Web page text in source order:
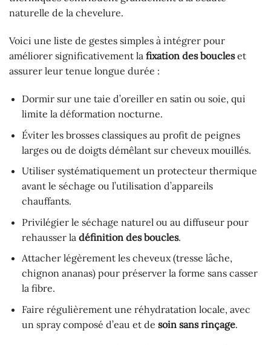
naturelle de la chevelure.
Voici une liste de gestes simples à intégrer pour
améliorer significativement la fixation des boucleset
assurer leur tenue longue durée :
Dormir sur une taie d’oreiller en satin ou soie, qui
limite la déformation nocturne.
Éviter les brosses classiques au profit de peignes
larges ou de doigts démêlant sur cheveux mouillés.
Utiliser systématiquement un protecteur thermique
avant le séchage ou l’utilisation d’appareils
chauffants.
Privilégier le séchage naturel ou au diffuseur pour
rehausser la définition des boucles.
Attacher légèrement les cheveux (tresse lâche,
chignon ananas) pour préserver la forme sans casser
la fibre.
Faire régulièrement une réhydratation locale, avec
un spray composé d’eau et de soin sans rinçage.